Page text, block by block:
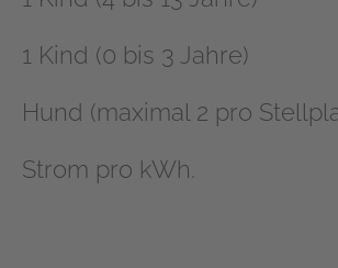
1 Kind (0 bis 3 Jahre)
Hund (maximal 2 pro
Strom pro kWh.